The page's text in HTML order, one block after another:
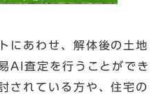
にあわせ、解体後の土地
AI査定を行うことができ
されている方や、住宅の